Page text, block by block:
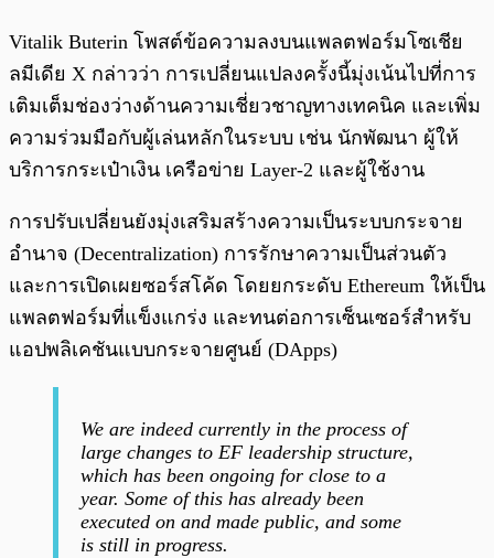
Vitalik Buterin โพสต์ข้อความลงบนแพลตฟอร์มโซเชีย
ลมีเดีย X กล่าวว่า การเปลี่ยนแปลงครั้งนี้มุ่งเน้นไปที่การ
เติมเต็มช่องว่างด้านความเชี่ยวชาญทางเทคนิค และเพิ่ม
ความร่วมมือกับผู้เล่นหลักในระบบ เช่น นักพัฒนา ผู้ให้
บริการกระเป๋าเงิน เครือข่าย Layer-2 และผู้ใช้งาน
การปรับเปลี่ยนยังมุ่งเสริมสร้างความเป็นระบบกระจาย
อำนาจ (Decentralization) การรักษาความเป็นส่วนตัว
และการเปิดเผยซอร์สโค้ด โดยยกระดับ Ethereum ให้เป็น
แพลตฟอร์มที่แข็งแกร่ง และทนต่อการเซ็นเซอร์สำหรับ
แอปพลิเคชันแบบกระจายศูนย์ (DApps)
We are indeed currently in the process of
large changes to EF leadership structure,
which has been ongoing for close to a
year. Some of this has already been
executed on and made public, and some
is still in progress.